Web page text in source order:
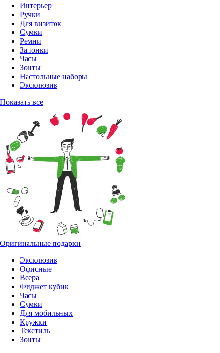
Интерьер
Ручки
Для визиток
Сумки
Ремни
Запонки
Часы
Зонты
Настольные наборы
Эксклюзив
Показать все
Оригинальные подарки
Эксклюзив
Офисные
Веера
Фиджет кубик
Часы
Сумки
Для мобильных
Кружки
Текстиль
Зонты